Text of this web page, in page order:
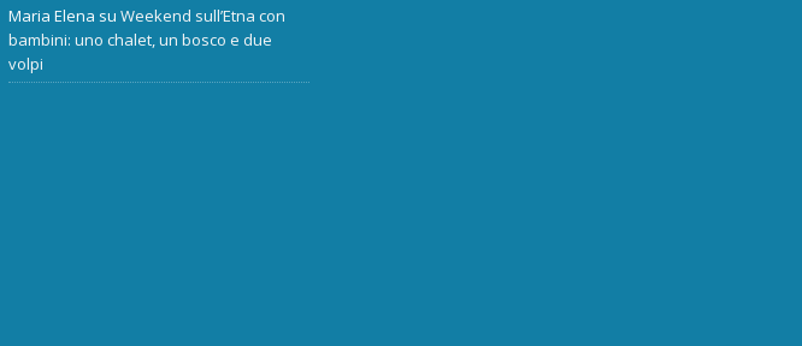
Maria Elena suWeekend sull’Etna con
bambini: uno chalet, un bosco e due
volpi